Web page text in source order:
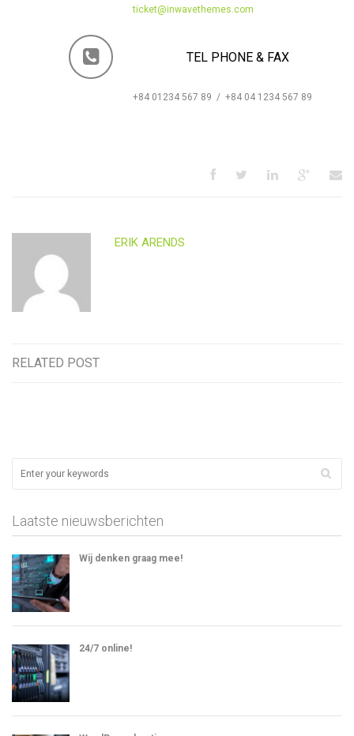
ticket@inwavethemes.com
TEL PHONE & FAX
+84 01234 567 89 / +84 04 1234 567 89
ERIK ARENDS
RELATED POST
Laatste nieuwsberichten
Wij denken graag mee!
24/7 online!